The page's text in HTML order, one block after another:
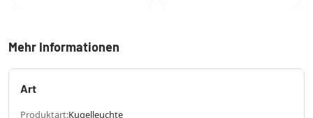
Mehr Informationen
Art
Produktart:Kugelleuchte